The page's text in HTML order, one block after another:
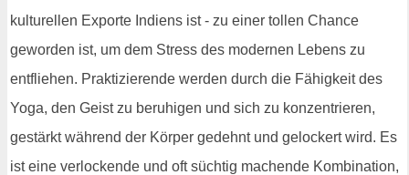
kulturellen Exporte Indiens ist - zu einer tollen Chance
geworden ist, um dem Stress des modernen Lebens zu
entfliehen. Praktizierende werden durch die Fähigkeit des
Yoga, den Geist zu beruhigen und sich zu konzentrieren,
gestärkt während der Körper gedehnt und gelockert wird. Es
ist eine verlockende und oft süchtig machende Kombination,